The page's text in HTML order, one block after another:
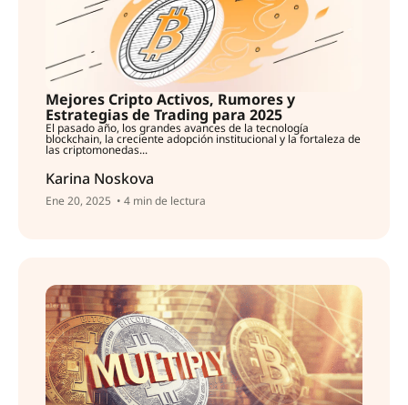
Mejores Cripto Activos, Rumores y
Estrategias de Trading para 2025
El pasado año, los grandes avances de la tecnología
blockchain, la creciente adopción institucional y la fortaleza de
las criptomonedas...
Karina Noskova
Ene 20, 2025 • 4 min de lectura